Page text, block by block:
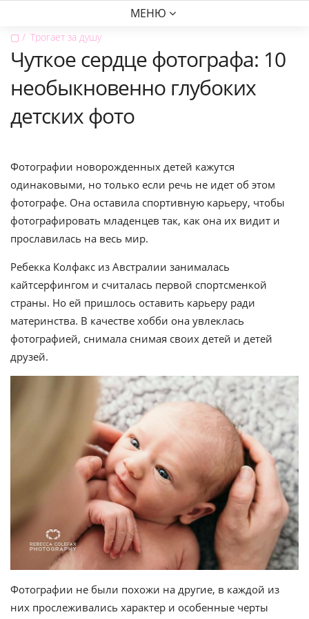
МЕНЮ
▢ Трогает за душу
Чуткое сердце фотографа: 10
необыкновенно глубоких
детских фото
Фотографии новорожденных детей кажутся
одинаковыми, но только если речь не идет об этом
фотографе. Она оставила спортивную карьеру, чтобы
фотографировать младенцев так, как она их видит и
прославилась на весь мир.
Ребекка Колфакс из Австралии занималась
кайтсерфингом и считалась первой спортсменкой
страны. Но ей пришлось оставить карьеру ради
материнства. В качестве хобби она увлеклась
фотографией, снимала снимая своих детей и детей
друзей.
Фотографии не были похожи на другие, в каждой из
них прослеживались характер и особенные черты